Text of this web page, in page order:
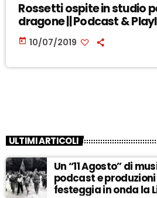
Rossetti ospite in studio
dragone || Podcast &
today 10/07/2019
ULTIMI ARTICOLI
Un “11 Agosto” di
podcast e
festeggia in onda la